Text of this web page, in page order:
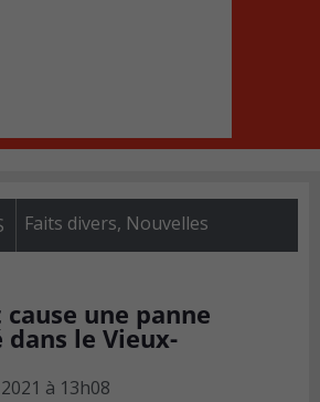
Faits divers, Nouvelles
une panne
le Vieux-
à 13h08